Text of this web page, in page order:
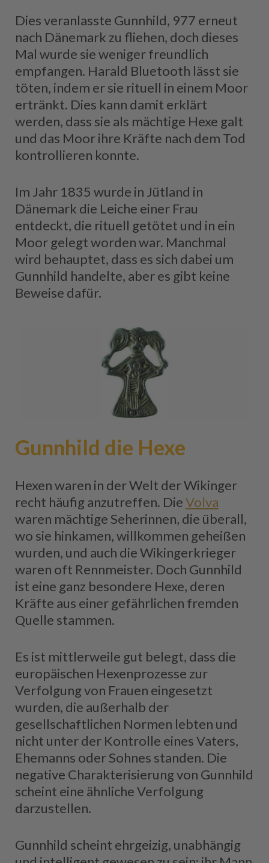
Dies veranlasste Gunnhild, 977 erneut
nach Dänemark zu fliehen, doch dieses
Mal wurde sie weniger freundlich
empfangen. Harald Bluetooth lässt sie
töten, indem er sie rituell in einem Moor
ertränkt. Dies kann damit erklärt
werden, dass sie als mächtige Hexe galt
und das Moor ihre Kräfte nach dem Tod
kontrollieren konnte.
Im Jahr 1835 wurde in Jütland in
Dänemark die Leiche einer Frau
entdeckt, die rituell getötet und in ein
Moor gelegt worden war. Manchmal
wird behauptet, dass es sich dabei um
Gunnhild handelte, aber es gibt keine
Beweise dafür.
Gunnhild die Hexe
Hexen waren in der Welt der Wikinger
recht häufig anzutreffen. DieVolva
waren mächtige Seherinnen, die überall,
wo sie hinkamen, willkommen geheißen
wurden, und auch die Wikingerkrieger
waren oft Rennmeister. Doch Gunnhild
ist eine ganz besondere Hexe, deren
Kräfte aus einer gefährlichen fremden
Quelle stammen.
Es ist mittlerweile gut belegt, dass die
europäischen Hexenprozesse zur
Verfolgung von Frauen eingesetzt
wurden, die außerhalb der
gesellschaftlichen Normen lebten und
nicht unter der Kontrolle eines Vaters,
Ehemanns oder Sohnes standen. Die
negative Charakterisierung von Gunnhild
scheint eine ähnliche Verfolgung
darzustellen.
Gunnhild scheint ehrgeizig, unabhängig